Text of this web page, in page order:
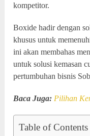
kompetitor.
Boxide hadir dengan
khusus untuk
ini akan membahas
untuk solusi kemasan
pertumbuhan bisnis
Baca Juga: Pilihan
Table of Contents